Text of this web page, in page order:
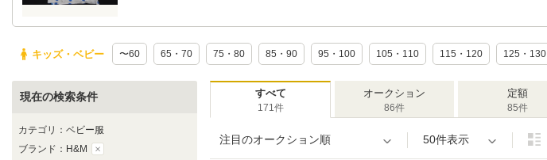
キッズ・ベビー 〜60 65・70 75・80 85・90 95・100 105・110 115・120 125・130
現在の検索条件
カテゴリ：ベビー服
ブランド：H&M
すべて
171件
オークション
86件
定額
85件
注目のオークション順 50件表示